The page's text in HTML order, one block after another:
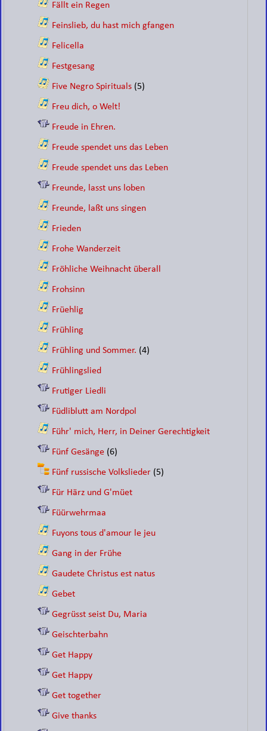
Fällt ein Regen
Feinslieb, du hast mich gfangen
Felicella
Festgesang
Five Negro Spirituals (5)
Freu dich, o Welt!
Freude in Ehren.
Freude spendet uns das Leben
Freude spendet uns das Leben
Freunde, lasst uns loben
Freunde, laßt uns singen
Frieden
Frohe Wanderzeit
Fröhliche Weihnacht überall
Frohsinn
Früehlig
Frühling
Frühling und Sommer. (4)
Frühlingslied
Frutiger Liedli
Füdliblutt am Nordpol
Führ' mich, Herr, in Deiner Gerechtigkeit
Fünf Gesänge (6)
Fünf russische Volkslieder (5)
Für Härz und G'müet
Füürwehrmaa
Fuyons tous d'amour le jeu
Gang in der Frühe
Gaudete Christus est natus
Gebet
Gegrüsst seist Du, Maria
Geischterbahn
Get Happy
Get Happy
Get together
Give thanks